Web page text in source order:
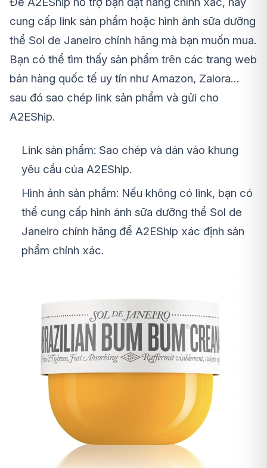
cung cấp link sản phẩm hoặc hình ảnh sữa dưỡng
thể Sol de Janeiro chính hãng mà bạn muốn mua.
Bạn có thể tìm thấy sản phẩm trên các trang web
bán hàng quốc tế uy tín như Amazon, Zalora…
sau đó sao chép link sản phẩm và gửi cho
A2EShip.
Link sản phẩm: Sao chép và dán vào khung
yêu cầu của A2EShip.
Hình ảnh sản phẩm: Nếu không có link, bạn có
thể cung cấp hình ảnh sữa dưỡng thể Sol de
Janeiro chính hãng để A2EShip xác định sản
phẩm chính xác.